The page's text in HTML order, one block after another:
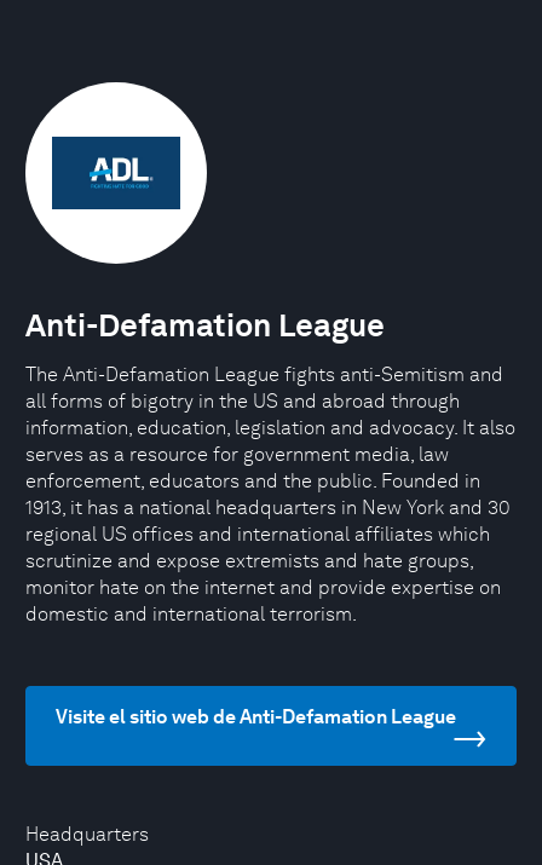
Headquarters
Anti-Defamation League
The Anti-Defamation League fights anti-Semitism and
all forms of bigotry in the US and abroad through
information, education, legislation and advocacy. It also
serves as a resource for government media, law
enforcement, educators and the public. Founded in
1913, it has a national headquarters in New York and 30
regional US offices and international affiliates which
scrutinize and expose extremists and hate groups,
monitor hate on the internet and provide expertise on
domestic and international terrorism.
Visite el sitio web de Anti-Defamation League